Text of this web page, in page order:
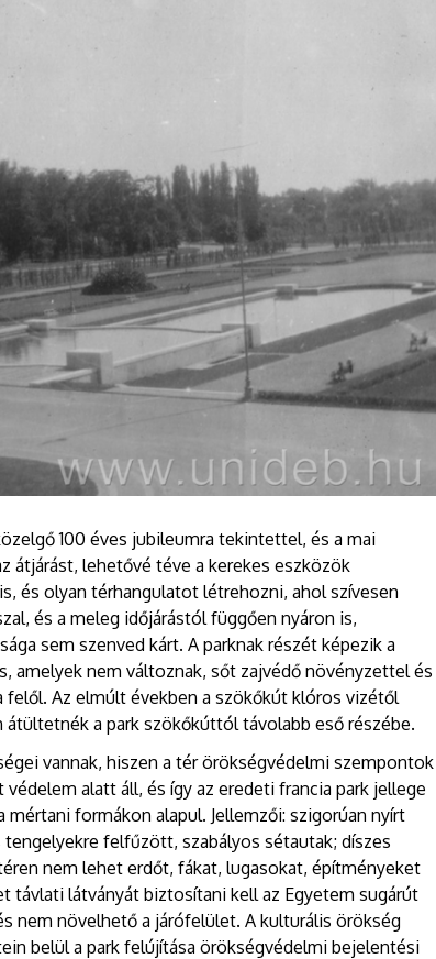
100 éves jubileumra tekintettel, és a mai
átjárást, lehetővé téve a kerekes eszközök
és olyan térhangulatot létrehozni, ahol szívesen
és a meleg időjárástól függően nyáron is,
sem szenved kárt. A parknak részét képezik a
amelyek nem változnak, sőt zajvédő növényzettel és
felől. Az elmúlt években a szökőkút klóros vizétől
a park szökőkúttól távolabb eső részébe.
vannak, hiszen a tér örökségvédelmi szempontok
alatt áll, és így az eredeti francia park jellege
formákon alapul. Jellemzői: szigorúan nyírt
felfűzött, szabályos sétautak; díszes
nem lehet erdőt, fákat, lugasokat, építményeket
távlati látványát biztosítani kell az Egyetem sugárút
nem növelhető a járófelület. A kulturális örökség
belül a park felújítása örökségvédelmi bejelentési